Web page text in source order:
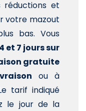
réductions et
votre mazout
bas. Vous
et 7 jours sur
gratuite
ou à
tarif indiqué
le jour de la